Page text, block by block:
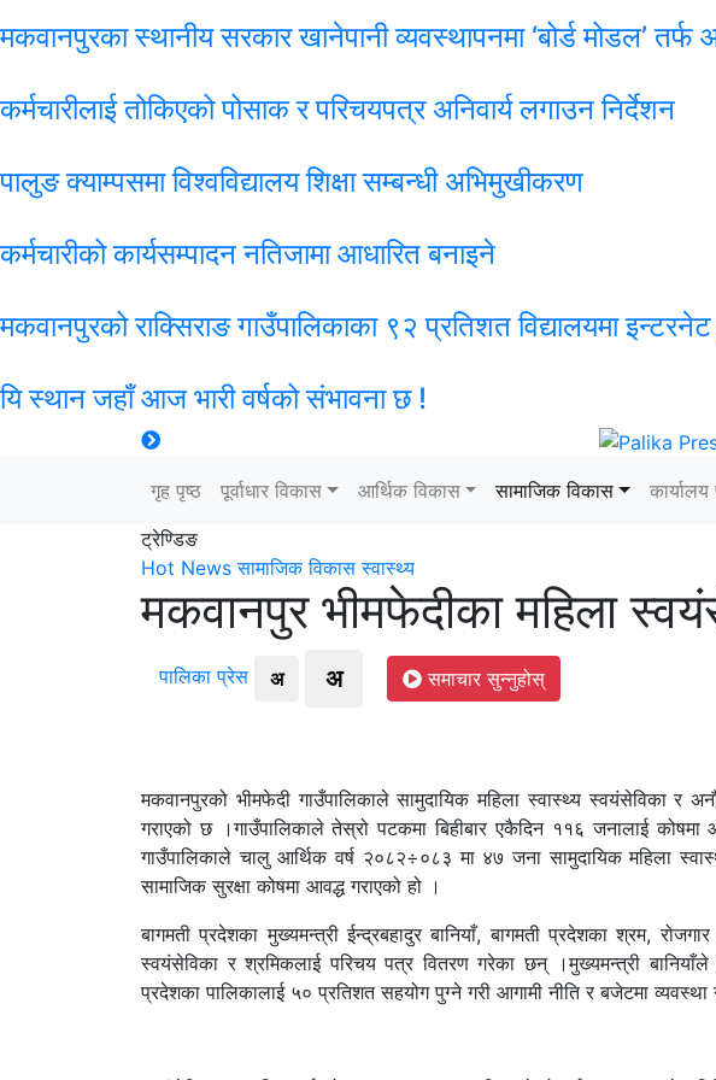
मकवानपुरका स्थानीय सरकार खानेपानी व्यवस्थापनमा ‘बोर्ड मोडल’ तर्फ
कर्मचारीलाई तोकिएको पोसाक र परिचयपत्र अनिवार्य लगाउन निर्देशन
पालुङ क्याम्पसमा विश्वविद्यालय शिक्षा सम्बन्धी अभिमुखीकरण
कर्मचारीको कार्यसम्पादन नतिजामा आधारित बनाइने
मकवानपुरको राक्सिराङ गाउँपालिकाका ९२ प्रतिशत विद्यालयमा इन्टरनेट
यि स्थान जहाँ आज भारी वर्षको संभावना छ !
गृह पृष्ठ पूर्वाधार विकास आर्थिक विकास सामाजिक विकास
ट्रेण्डिङ
Hot News सामाजिक विकास स्वास्थ्य
मकवानपुर भीमफेदीका महिला
पालिका प्रेस अ अ समाचार सुन्नुहोस्
मकवानपुरको भीमफेदी गाउँपालिकाले सामुदायिक महिला स्वास्थ्य स्वयंसेविका र
गराएको छ ।गाउँपालिकाले तेस्रो पटकमा बिहीबार एकैदिन ११६ जनालाई कोषमा
गाउँपालिकाले चालु आर्थिक वर्ष २०८२÷०८३ मा ४७ जना सामुदायिक महिला
सामाजिक सुरक्षा कोषमा आवद्ध गराएको हो ।
बागमती प्रदेशका मुख्यमन्त्री ईन्द्रबहादुर बानियाँ, बागमती प्रदेशका श्रम,
स्वयंसेविका र श्रमिकलाई परिचय पत्र वितरण गरेका छन् ।मुख्यमन्त्री बानियाँले
प्रदेशका पालिकालाई ५० प्रतिशत सहयोग पुग्ने गरी आगामी नीति र बजेटमा व्यवस्था